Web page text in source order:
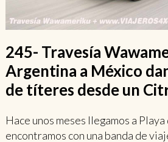
245- Travesía
Argentina a México
de títeres desde un
Hace unos meses llegamos a
encontramos con una banda de